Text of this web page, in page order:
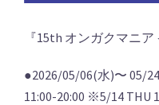
『15th オンガクマニア
●2026/05/06(水)〜 05/
11:00-20:00 ※5/14 THU